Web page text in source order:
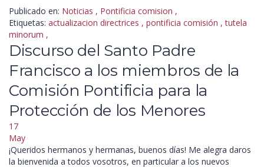
Publicado en: Noticias , Pontificia comision ,
Etiquetas: actualizacion directrices , pontificia comisión , tutela
minorum ,
Discurso del Santo Padre
Francisco a los miembros de la
Comisión Pontificia para la
Protección de los Menores
17
May
¡Queridos hermanos y hermanas, buenos días! Me alegra daros
la bienvenida a todos vosotros, en particular a los nuevos